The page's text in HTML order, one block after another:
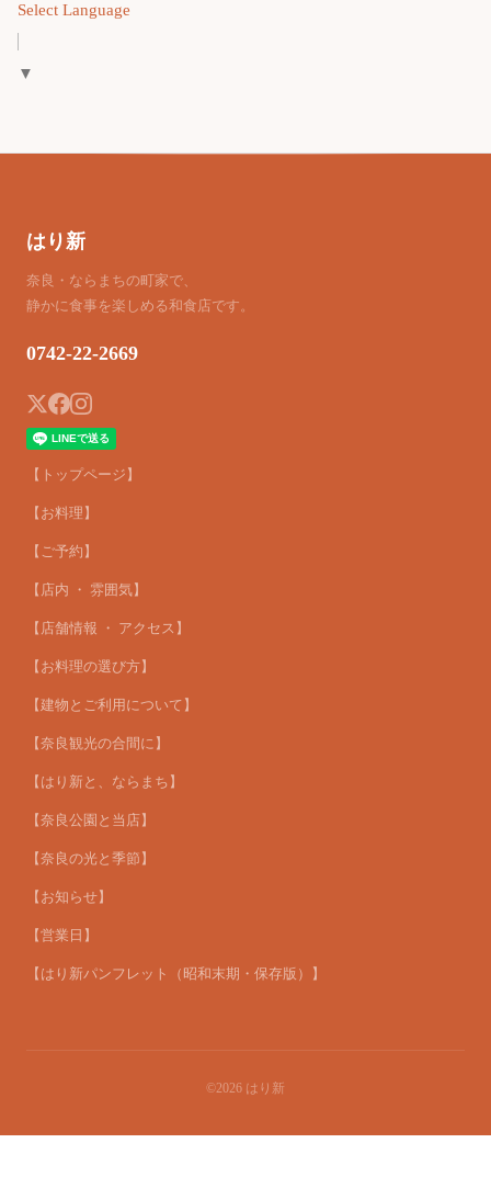
Select Language
▼
はり新
奈良・ならまちの町家で、
静かに食事を楽しめる和食店です。
0742-22-2669
【トップページ】
【お料理】
【ご予約】
【店内 ・ 雰囲気】
【店舗情報 ・ アクセス】
【お料理の選び方】
【建物とご利用について】
【奈良観光の合間に】
【はり新と、ならまち】
【奈良公園と当店】
【奈良の光と季節】
【お知らせ】
【営業日】
【はり新パンフレット（昭和末期・保存版）】
©2026 はり新